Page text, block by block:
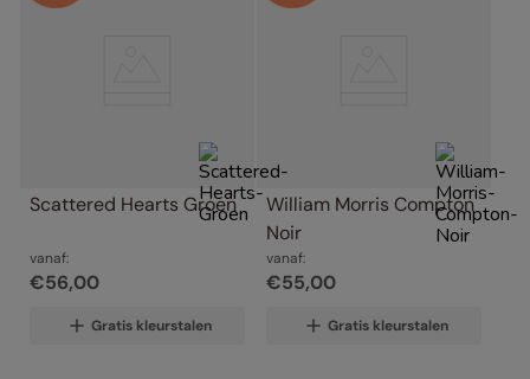
Scattered Hearts Groen
vanaf:
€56,00
Gratis kleurstalen
William Morris Compton
Noir
vanaf:
€55,00
Gratis kleurstalen